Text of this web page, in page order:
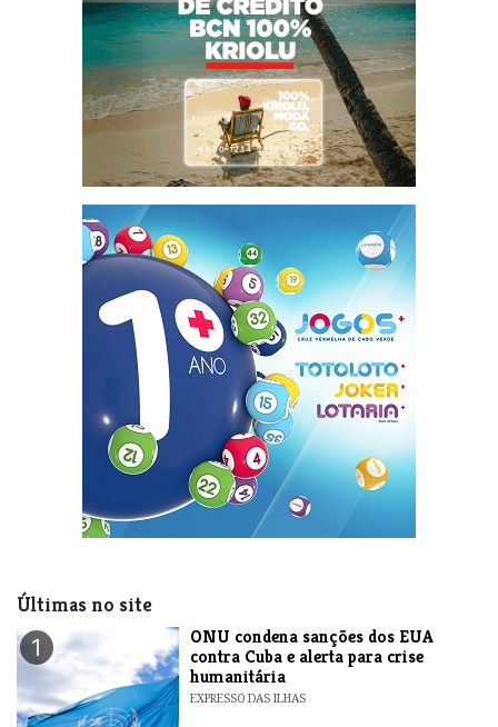
Últimas no site
1
ONU condena sanções dos EUA
contra Cuba e alerta para crise
humanitária
EXPRESSO DAS ILHAS